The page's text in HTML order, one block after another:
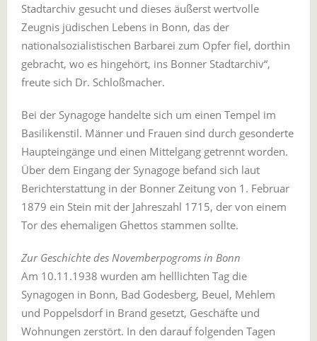
Stadtarchiv gesucht und dieses äußerst wertvolle
Zeugnis jüdischen Lebens in Bonn, das der
nationalsozialistischen Barbarei zum Opfer fiel, dorthin
gebracht, wo es hingehört, ins Bonner Stadtarchiv“,
freute sich Dr. Schloßmacher.
Bei der Synagoge handelte sich um einen Tempel im
Basilikenstil. Männer und Frauen sind durch gesonderte
Haupteingänge und einen Mittelgang getrennt worden.
Über dem Eingang der Synagoge befand sich laut
Berichterstattung in der Bonner Zeitung von 1. Februar
1879 ein Stein mit der Jahreszahl 1715, der von einem
Tor des ehemaligen Ghettos stammen sollte.
Zur Geschichte des Novemberpogroms in Bonn
Am 10.11.1938 wurden am helllichten Tag die
Synagogen in Bonn, Bad Godesberg, Beuel, Mehlem
und Poppelsdorf in Brand gesetzt, Geschäfte und
Wohnungen zerstört. In den darauf folgenden Tagen